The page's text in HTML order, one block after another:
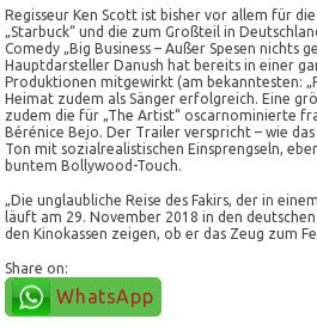
Regisseur Ken Scott ist bisher vor allem für
„Starbuck“ und die zum Großteil in
Comedy „Big Business – Außer Spesen nichts
Hauptdarsteller Danush hat bereits in einer
Produktionen mitgewirkt (am bekanntesten:
Heimat zudem als Sänger erfolgreich. Eine
zudem die für „The Artist“ oscarnominierte
Bérénice Bejo. Der Trailer verspricht – wie
Ton mit sozialrealistischen Einsprengseln,
buntem Bollywood-Touch.
„Die unglaubliche Reise des Fakirs, der in
läuft am 29. November 2018 in den
den Kinokassen zeigen, ob er das Zeug zum
Share on:
WhatsApp